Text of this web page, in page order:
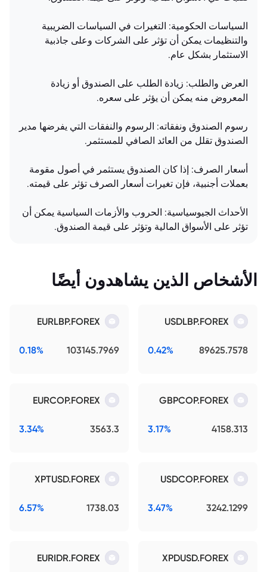
السياسات الحكومية: التغيرات في السياسات الضريبية
والتنظيمات يمكن أن تؤثر على الشركات وعلى جاذبية
الاستثمار بشكل عام.
العرض والطلب: زيادة الطلب على الصندوق أو زيادة
المعروض منه يمكن أن يؤثر على سعره.
رسوم الصندوق ونفقاته: الرسوم والنفقات التي يفرضها مدير
الصندوق تقلل من العائد الصافي للمستثمر.
أسعار الصرف: إذا كان الصندوق يستثمر في أصول مقومة
بعملات أجنبية، فإن تغيرات أسعار الصرف تؤثر على قيمته.
الأحداث الجيوسياسية: الحروب والأزمات السياسية يمكن أن
تؤثر على الأسواق المالية وتؤثر على قيمة الصندوق.
الأشخاص الذين يشاهدون أيضًا
USDLBP.FOREX
89625.7578
0.42%
EURLBP.FOREX
103145.7969
0.18%
GBPCOP.FOREX
4158.313
3.17%
EURCOP.FOREX
3563.3
3.34%
USDCOP.FOREX
3242.1299
3.47%
XPTUSD.FOREX
1738.03
6.57%
XPDUSD.FOREX
EURIDR.FOREX